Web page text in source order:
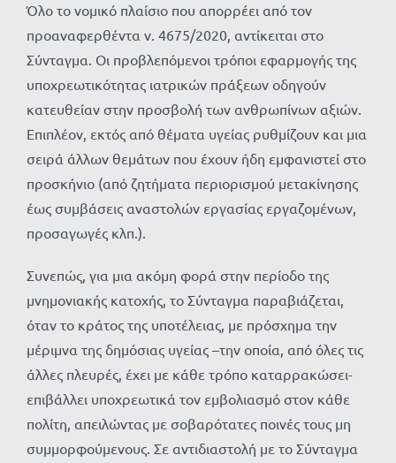
Όλο το νομικό πλαίσιο που απορρέει από τον
προαναφερθέντα ν. 4675/2020, αντίκειται στο
Σύνταγμα. Οι προβλεπόμενοι τρόποι εφαρμογής της
υποχρεωτικότητας ιατρικών πράξεων οδηγούν
κατευθείαν στην προσβολή των ανθρωπίνων αξιών.
Επιπλέον, εκτός από θέματα υγείας ρυθμίζουν και μια
σειρά άλλων θεμάτων που έχουν ήδη εμφανιστεί στο
προσκήνιο (από ζητήματα περιορισμού μετακίνησης
έως συμβάσεις αναστολών εργασίας εργαζομένων,
προσαγωγές κλπ.).
Συνεπώς, για μια ακόμη φορά στην περίοδο της
μνημονιακής κατοχής, το Σύνταγμα παραβιάζεται,
όταν το κράτος της υποτέλειας, με πρόσχημα την
μέριμνα της δημόσιας υγείας –την οποία, από όλες τις
άλλες πλευρές, έχει με κάθε τρόπο καταρρακώσει-
επιβάλλει υποχρεωτικά τον εμβολιασμό στον κάθε
πολίτη, απειλώντας με σοβαρότατες ποινές τους μη
συμμορφούμενους. Σε αντιδιαστολή με το Σύνταγμα